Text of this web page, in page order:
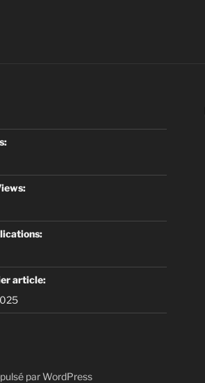
article:
par WordPress